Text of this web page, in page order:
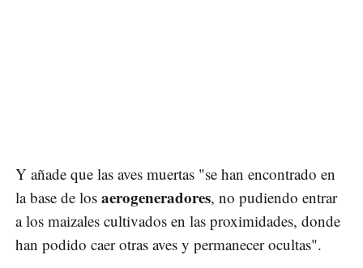
Y añade que las aves muertas "se han encontrado en
la base de los aerogeneradores, no pudiendo entrar
a los maizales cultivados en las proximidades, donde
han podido caer otras aves y permanecer ocultas".